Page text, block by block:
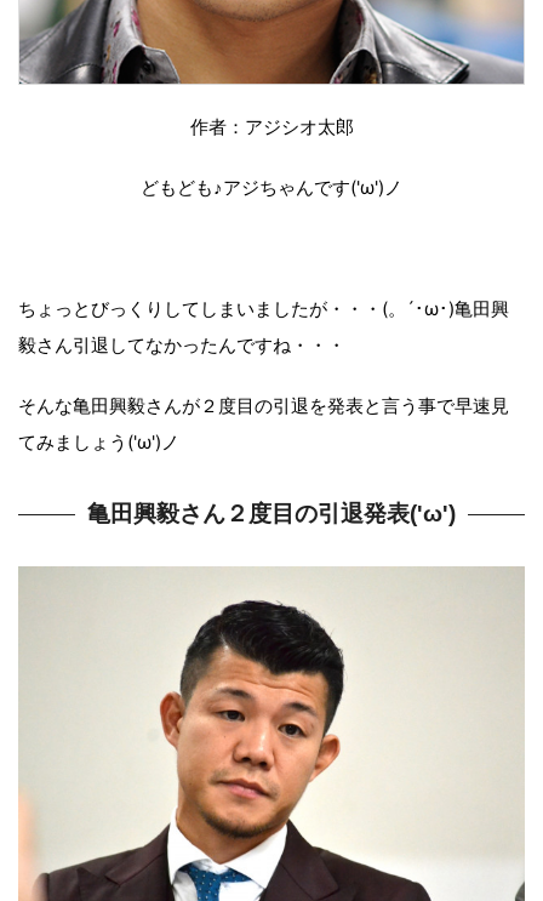
作者：アジシオ太郎
どもども♪アジちゃんです('ω')ノ
ちょっとびっくりしてしまいましたが・・・(。´･ω･)亀田興
毅さん引退してなかったんですね・・・
そんな亀田興毅さんが２度目の引退を発表と言う事で早速見
てみましょう('ω')ノ
亀田興毅さん２度目の引退発表('ω')